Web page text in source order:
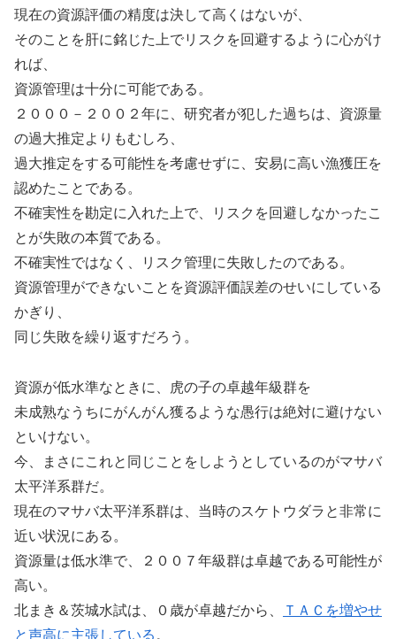
現在の資源評価の精度は決して高くはないが、
そのことを肝に銘じた上でリスクを回避するように心がけ
れば、
資源管理は十分に可能である。
２０００－２００２年に、研究者が犯した過ちは、資源量
の過大推定よりもむしろ、
過大推定をする可能性を考慮せずに、安易に高い漁獲圧を
認めたことである。
不確実性を勘定に入れた上で、リスクを回避しなかったこ
とが失敗の本質である。
不確実性ではなく、リスク管理に失敗したのである。
資源管理ができないことを資源評価誤差のせいにしている
かぎり、
同じ失敗を繰り返すだろう。
資源が低水準なときに、虎の子の卓越年級群を
未成熟なうちにがんがん獲るような愚行は絶対に避けない
といけない。
今、まさにこれと同じことをしようとしているのがマサバ
太平洋系群だ。
現在のマサバ太平洋系群は、当時のスケトウダラと非常に
近い状況にある。
資源量は低水準で、２００７年級群は卓越である可能性が
高い。
北まき＆茨城水試は、０歳が卓越だから、
ＴＡＣを増やせ
と声高に主張している 。